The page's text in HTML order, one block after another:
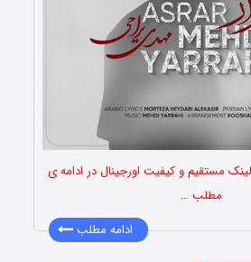
لینک مستقیم و کیفیت اورجینال در ادامه ی
مطلب …
ادامه مطلب